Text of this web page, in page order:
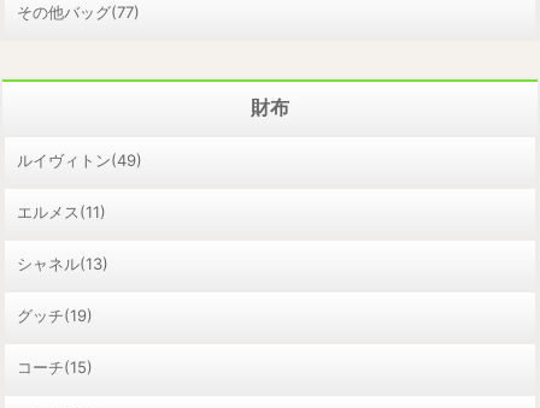
その他バッグ(77)
財布
ルイヴィトン(49)
エルメス(11)
シャネル(13)
グッチ(19)
コーチ(15)